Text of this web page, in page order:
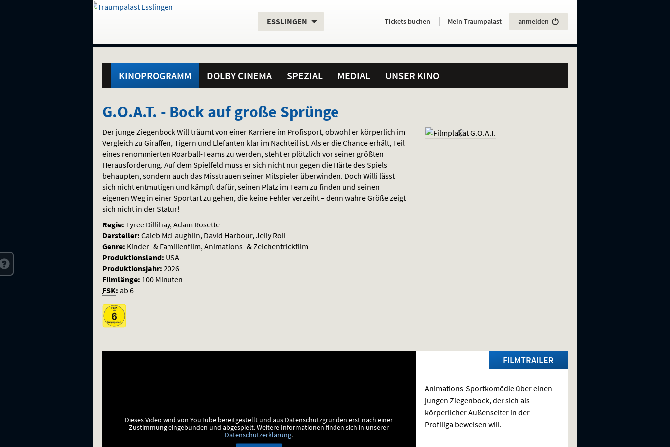
direkt
Inhalt
Menü
und
Gehe
Standortauswahl
Aktueller
ESSLINGEN Servicefunktionen
Aktuelles
HierTickets buchen . Mein Traumpalast anmelden
KINOPROGRAMM DOLBY CINEMA SPEZIAL MEDIAL UNSER KINO
G.O.A.T.
Bock
auf
große
Sprünge
G.O.A.T. - Bock auf große Sprünge
Der junge Ziegenbock Will träumt von einer Karriere im Profisport, obwohl er körperlich im
Vergleich zu Giraffen, Tigern und Elefanten klar im Nachteil ist. Als er die Chance erhält, Teil
eines renommierten Roarball-Teams zu werden, steht er plötzlich vor seiner größten
Herausforderung. Auf dem Spielfeld muss er sich nicht nur gegen die Härte des Spiels
behaupten, sondern auch das Misstrauen seiner Mitspieler überwinden. Doch Willi lässt
sich nicht entmutigen und kämpft dafür, seinen Platz im Team zu finden und seinen
eigenen Weg in einer Sportart zu gehen, die keine Fehler verzeiht – denn wahre Größe zeigt
sich nicht in der Statur!
Regie: Tyree Dillihay, Adam Rosette
Darsteller: Caleb McLaughlin, David Harbour, Jelly Roll
Genre: Kinder- & Familienfilm, Animations- & Zeichentrickfilm
Produktionsland: USA
Produktionsjahr: 2026
Filmlänge: 100 Minuten
FSK: ab 6
FILMTRAILER
Dieses Video wird von YouTube bereitgestellt und aus Datenschutzgründen erst nach einer
Zustimmung eingebunden und abgespielt.Weitere Informationen finden sich in unserer
Datenschutzerklärung.
Animations-Sportkomödie über einen
jungen Ziegenbock, der sich als
körperlicher Außenseiter in der
Profiliga beweisen will.